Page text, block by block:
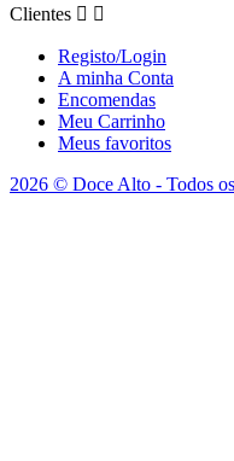
Clientes  
Registo/Login
A minha Conta
Encomendas
Meu Carrinho
Meus favoritos
2026 © Doce Alto - Todos